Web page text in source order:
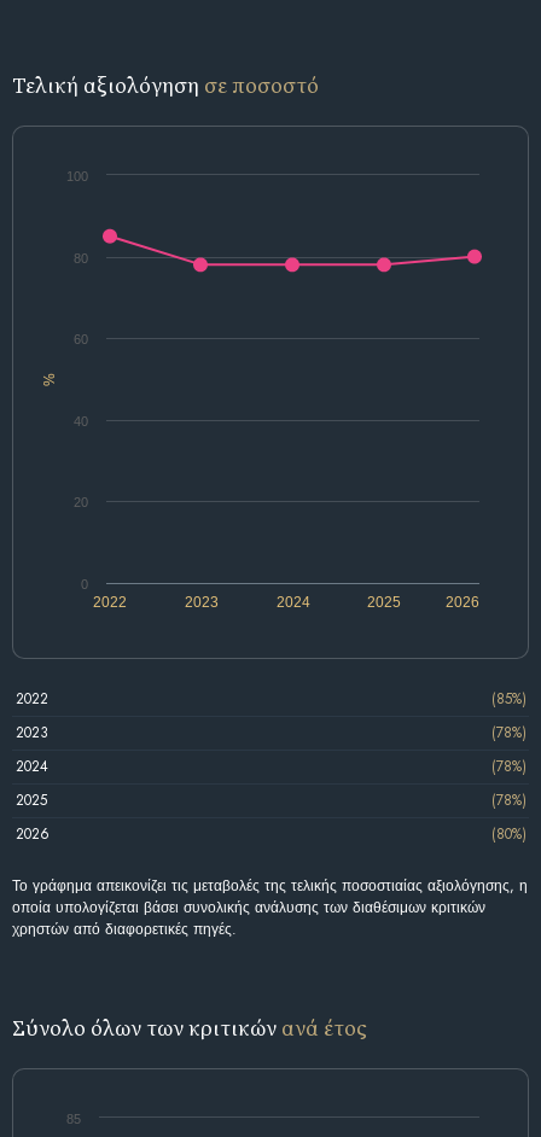
Τελική αξιολόγηση σε ποσοστό
%
2022 2024 2026
2023 2025
0
20
40
60
80
100
2022
(85%)
2023
(78%)
2024
(78%)
2025
(78%)
2026
(80%)
Το γράφημα απεικονίζει τις μεταβολές της τελικής ποσοστιαίας αξιολόγησης, η
οποία υπολογίζεται βάσει συνολικής ανάλυσης των διαθέσιμων κριτικών
χρηστών από διαφορετικές πηγές.
Σύνολο όλων των κριτικών ανά έτος
85